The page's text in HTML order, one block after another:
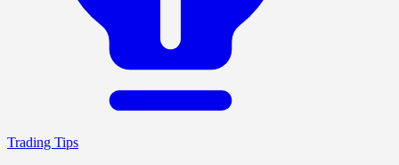
Trading Tips